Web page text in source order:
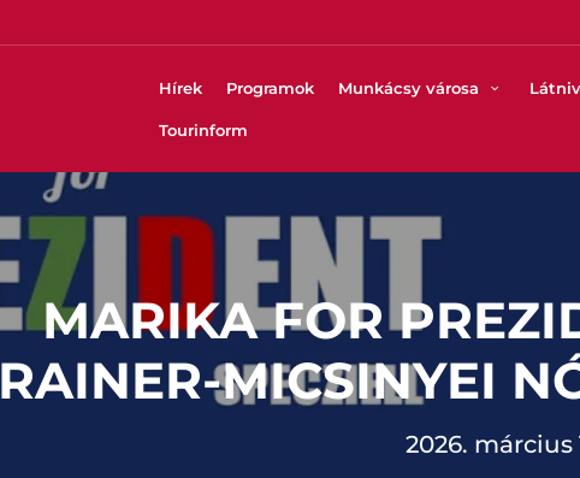
Hírek Programok Munkácsy városa
Tourinform
MARIKA FOR
RAINER-MICSINYEI
2026. március